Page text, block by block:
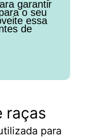
garantir
o seu
essa
de
raças
para